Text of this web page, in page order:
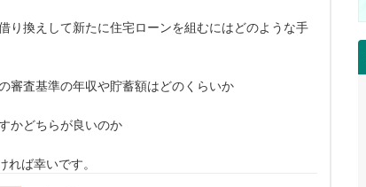
り換えして新たに住宅ローンを組むにはどのような手
審査基準の年収や貯蓄額はどのくらいか
かどちらが良いのか
ば幸いです。